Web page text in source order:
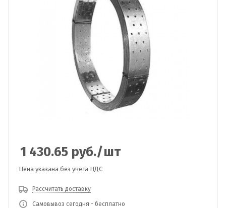
1 430.65 руб./шт
Цена указана без учета НДС
Рассчитать доставку
Самовывоз сегодня - бесплатно